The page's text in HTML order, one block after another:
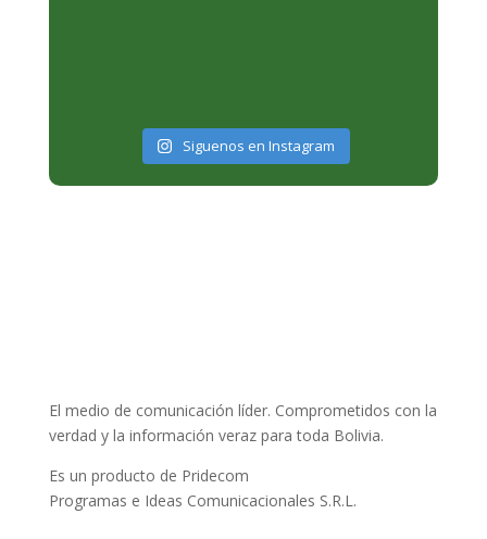
Siguenos en Instagram
El medio de comunicación líder. Comprometidos con la
verdad y la información veraz para toda Bolivia.
Es un producto de Pridecom
Programas e Ideas Comunicacionales S.R.L.